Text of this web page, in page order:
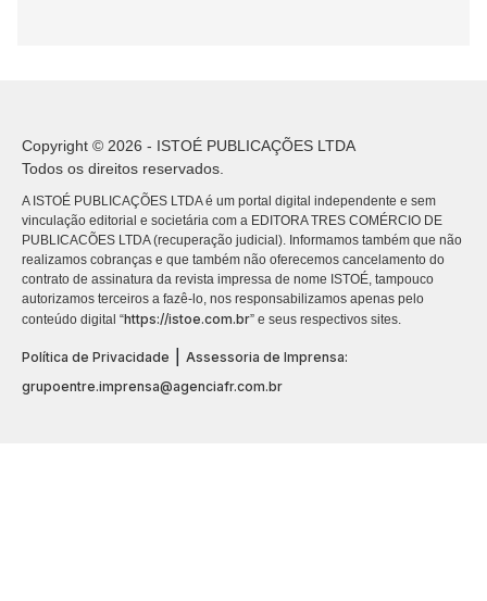
Copyright © 2026 - ISTOÉ PUBLICAÇÕES LTDA
Todos os direitos reservados.
A ISTOÉ PUBLICAÇÕES LTDA é um portal digital independente e sem
vinculação editorial e societária com a EDITORA TRES COMÉRCIO DE
PUBLICACÕES LTDA (recuperação judicial). Informamos também que não
realizamos cobranças e que também não oferecemos cancelamento do
contrato de assinatura da revista impressa de nome ISTOÉ, tampouco
autorizamos terceiros a fazê-lo, nos responsabilizamos apenas pelo
conteúdo digital “https://istoe.com.br” e seus respectivos sites.
Política de Privacidade | Assessoria de Imprensa:
grupoentre.imprensa@agenciafr.com.br